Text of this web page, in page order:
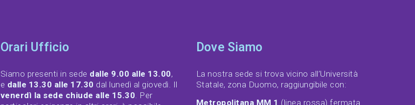
Orari Ufficio
Siamo presenti in sede dalle 9.00 alle 13.00,
e dalle 13.30 alle 17.30 dal lunedì al giovedì. Il
venerdì la sede chiude alle 15.30 . Per
Dove Siamo
La nostra sede si trova vicino all’Università
Statale, zona Duomo, raggiungibile con:
Metropolitana MM 1 (linea rossa) fermata